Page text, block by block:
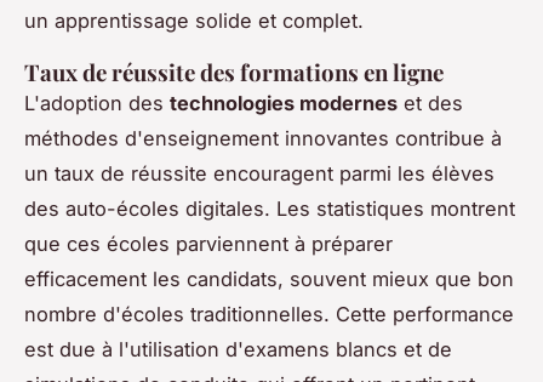
un apprentissage solide et complet.
Taux de réussite des formations en ligne
L'adoption des technologies modernes et des
méthodes d'enseignement innovantes contribue à
un taux de réussite encouragent parmi les élèves
des auto-écoles digitales. Les statistiques montrent
que ces écoles parviennent à préparer
efficacement les candidats, souvent mieux que bon
nombre d'écoles traditionnelles. Cette performance
est due à l'utilisation d'examens blancs et de